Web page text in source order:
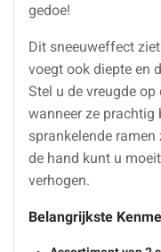
gedoe!
Dit sneeuweffect
voegt ook diepte en
Stel u de vreugde
wanneer ze prachtig
sprankelende
de hand kunt u
verhogen.
Belangrijkste